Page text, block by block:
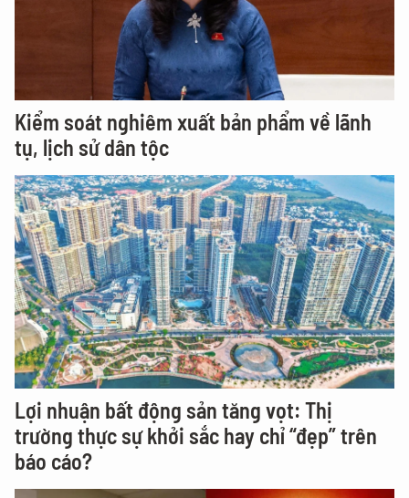
Kiểm soát nghiêm xuất bản phẩm về lãnh
tụ, lịch sử dân tộc
Lợi nhuận bất động sản tăng vọt: Thị
trường thực sự khởi sắc hay chỉ “đẹp” trên
báo cáo?